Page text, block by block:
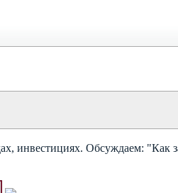
инвестициях. Обсуждаем: "Как